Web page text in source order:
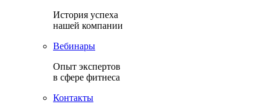
История успеха
нашей компании
Вебинары
Опыт экспертов
в сфере фитнеса
Контакты